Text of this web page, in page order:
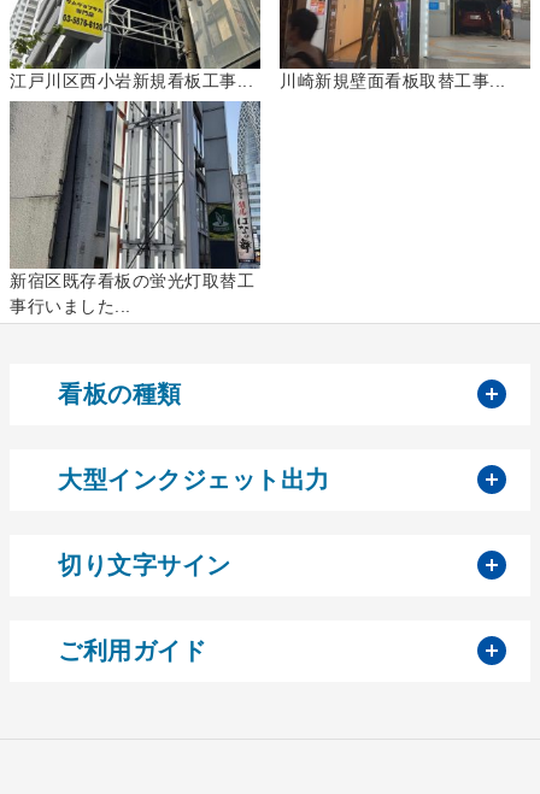
江戸川区西小岩新規看板工事... 川崎新規壁面看板取替工事...
新宿区既存看板の蛍光灯取替工
事行いました...
看板の種類
大型インクジェット出力
切り文字サイン
ご利用ガイド